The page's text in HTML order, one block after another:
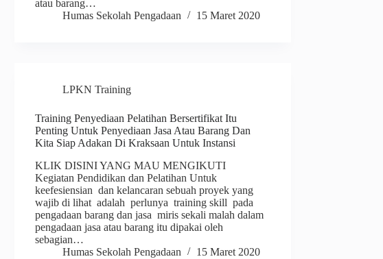
atau barang…
Humas Sekolah Pengadaan
15 Maret 2020
LPKN Training
Training Penyediaan Pelatihan Bersertifikat Itu
Penting Untuk Penyediaan Jasa Atau Barang Dan
Kita Siap Adakan Di Kraksaan Untuk Instansi
KLIK DISINI YANG MAU MENGIKUTI
Kegiatan Pendidikan dan Pelatihan Untuk
keefesiensian dan kelancaran sebuah proyek yang
wajib di lihat adalah perlunya training skill pada
pengadaan barang dan jasa miris sekali malah dalam
pengadaan jasa atau barang itu dipakai oleh
sebagian…
Humas Sekolah Pengadaan
15 Maret 2020